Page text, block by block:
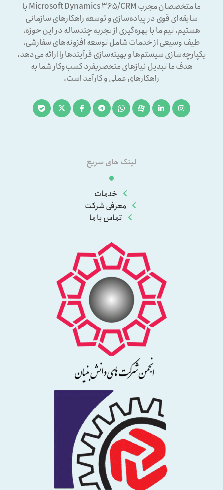
ما متخصصان مجرب Microsoft Dynamics ۳۶۵/CRM با
سابقه‌ای قوی در پیاده‌سازی و توسعه راهکارهای سازمانی
هستیم. تیم ما با بهره‌گیری از تجربه چندساله در این حوزه،
طیف وسیعی از خدمات شامل توسعه افزونه‌های سفارشی،
یکپارچه‌سازی سیستم‌ها و بهینه‌سازی فرآیندها را ارائه می‌دهد.
هدف ما تبدیل نیازهای منحصربفرد کسب‌وکار شما به
راهکارهای عملی و کارآمد است.
لینک های سریع
خدمات
معرفی شرکت
تماس با ما